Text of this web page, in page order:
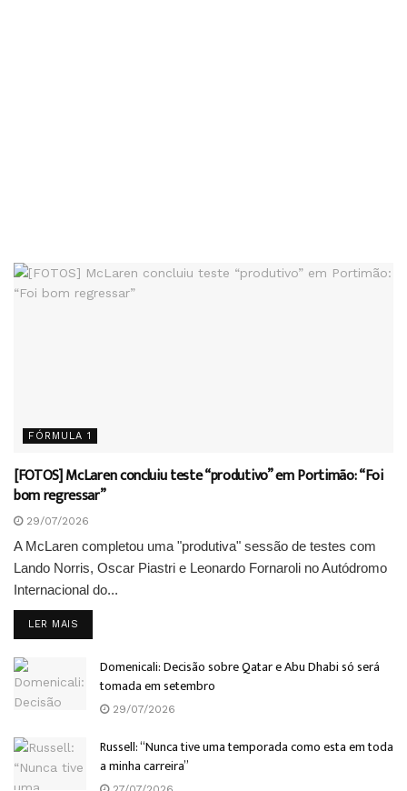
FÓRMULA 1
[FOTOS] McLaren concluiu teste “produtivo” em Portimão: “Foi
bom regressar”
29/07/2026
A McLaren completou uma "produtiva" sessão de testes com
Lando Norris, Oscar Piastri e Leonardo Fornaroli no Autódromo
Internacional do...
LER MAIS
Domenicali: Decisão sobre Qatar e Abu Dhabi só será
tomada em setembro
29/07/2026
Russell: “Nunca tive uma temporada como esta em toda
a minha carreira”